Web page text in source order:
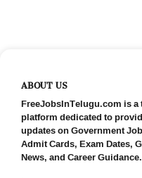
ABOUT US
FreeJobsInTelugu.com is
platform dedicated to
updates on Government
Admit Cards, Exam Dates,
News, and Career Guidance.